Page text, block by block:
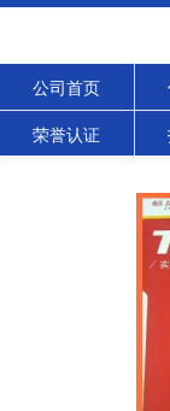
公司首页
荣誉认证